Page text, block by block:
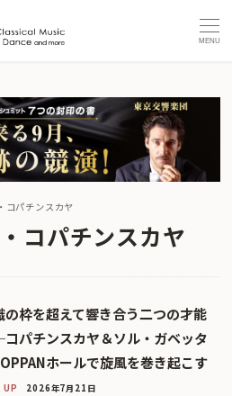
MENU
コパチンスカヤ
コパチンスカヤ
の枠を超えて響き合う二つの才能
パチンスカヤ＆ソル・ガベッタ
ホールで旋風を巻き起こす
UP 2026年7月21日